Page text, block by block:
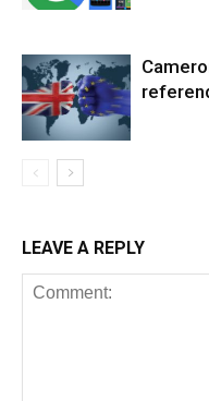
LEAVE A REPLY